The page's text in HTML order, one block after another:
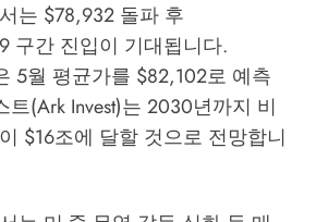
는 $78,932 돌파 후
구간 진입이 기대됩니다.
5월 평균가를 $82,102로 예측
(Ark Invest)는 2030년까지 비
$16조에 달할 것으로 전망합니